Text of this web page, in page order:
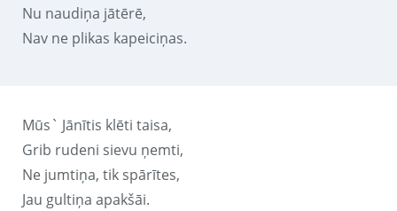
Nu naudiņa jātērē,
Nav ne plikas kapeiciņas.
Mūs` Jānītis klēti taisa,
Grib rudeni sievu ņemti,
Ne jumtiņa, tik spārītes,
Jau gultiņa apakšāi.